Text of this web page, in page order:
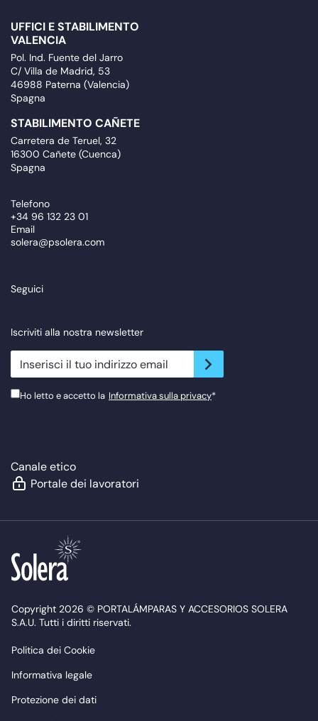
UFFICI E STABILIMENTO
VALENCIA
Pol. Ind. Fuente del Jarro
C/ Villa de Madrid, 53
46988 Paterna (Valencia)
Spagna
STABILIMENTO CAÑETE
Carretera de Teruel, 32
16300 Cañete (Cuenca)
Spagna
Telefono
+34 96 132 23 01
Email
solera@psolera.com
Seguici
Iscriviti alla nostra newsletter
newsletter.suscribe
Ho letto e accetto la Informativa sulla privacy*
Canale etico
Portale dei lavoratori
Copyright 2026 © PORTALÁMPARAS Y ACCESORIOS SOLERA
S.A.U. Tutti i diritti riservati.
Politica dei Cookie
Informativa legale
Protezione dei dati